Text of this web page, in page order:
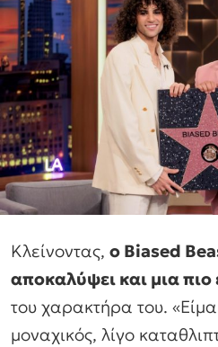
Κλείνοντας, ο Biased
αποκαλύψει και μια
του χαρακτήρα του.
μοναχικός, λίγο